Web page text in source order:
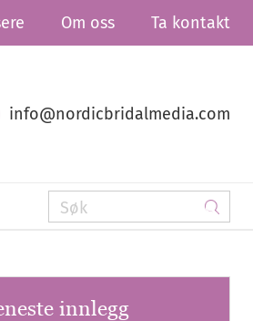
Om oss Ta kontakt
info@nordicbridalmedia.com
innlegg